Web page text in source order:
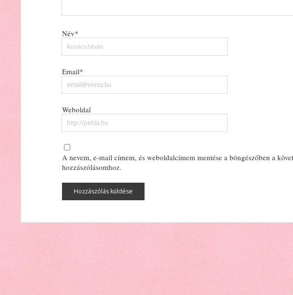
Név*
Email*
Weboldal
A nevem, e-mail címem, és weboldalcímem mentése a böngészőben a
hozzászólásomhoz.